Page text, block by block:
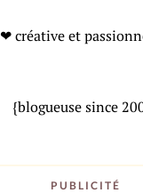
❤ créative et
{blogueuse since
PUBLICITÉ